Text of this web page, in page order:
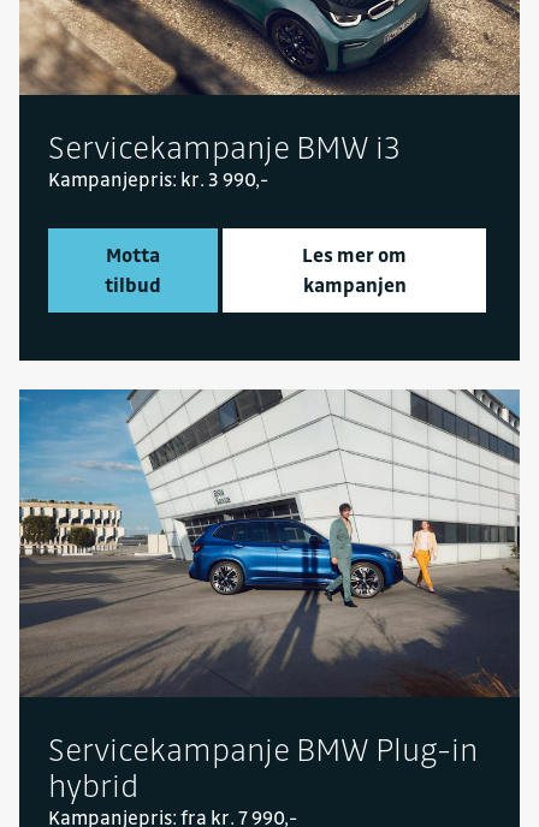
Servicekampanje BMW i3
Kampanjepris: kr. 3 990,-
Motta
tilbud
Les mer om
kampanjen
Servicekampanje BMW Plug-in
hybrid
Kampanjepris: fra kr. 7 990,-